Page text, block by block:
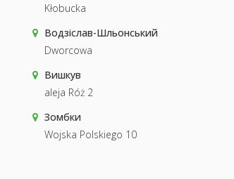
Kłobucka
Водзіслав-Шльонський
Dworcowa
Вишкув
aleja Róż 2
Зомбки
Wojska Polskiego 10